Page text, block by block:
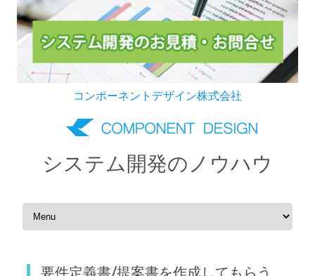
コンポーネントデザイン株式会社
システム開発のノウハウ
Skip to content
要件定義書/提案書を作成してもらう